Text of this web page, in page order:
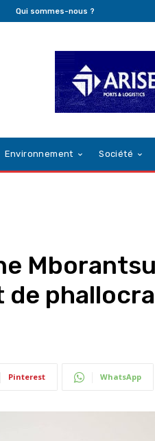
Qui sommes-nous ?
Environnement Société
de
Pinterest WhatsApp